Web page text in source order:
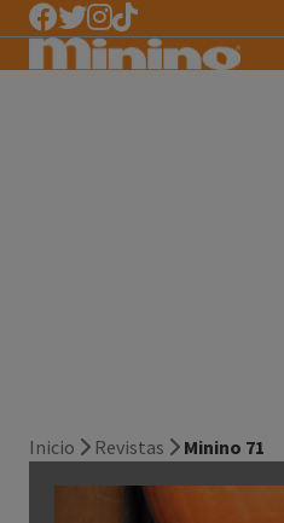
Inicio Revistas Minino 71